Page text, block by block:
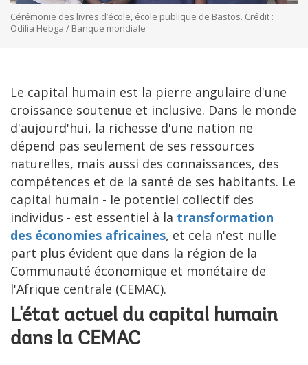
Cérémonie des livres d’école, école publique de Bastos. Crédit :
Odilia Hebga / Banque mondiale
Le capital humain est la pierre angulaire d'une
croissance soutenue et inclusive. Dans le monde
d'aujourd'hui, la richesse d'une nation ne
dépend pas seulement de ses ressources
naturelles, mais aussi des connaissances, des
compétences et de la santé de ses habitants. Le
capital humain - le potentiel collectif des
individus - est essentiel à la transformation
des économies africaines, et cela n'est nulle
part plus évident que dans la région de la
Communauté économique et monétaire de
l'Afrique centrale (CEMAC).
L'état actuel du capital humain
dans la CEMAC